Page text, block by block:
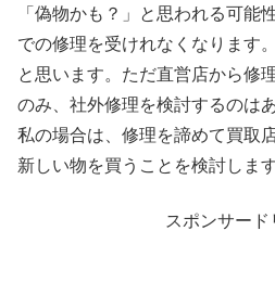
「偽物かも？」と思われる可能
での修理を受けれなくなります
と思います。ただ直営店から修
のみ、社外修理を検討するのは
私の場合は、修理を諦めて買取
新しい物を買うことを検討します
スポンサード